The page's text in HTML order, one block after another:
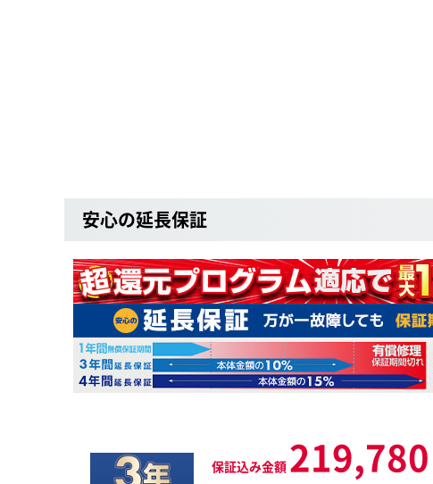
安心の延長保証
保証込み金額 219,780